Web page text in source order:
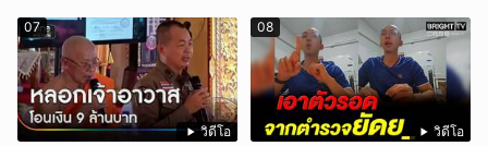
วิดีโอ
07
วิดีโอ
08